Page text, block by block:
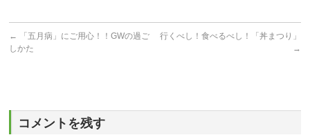
←
「五月病」にご用心！！GWの過ご
しかた
行くべし！食べるべし！「丼まつり」
→
コメントを残す